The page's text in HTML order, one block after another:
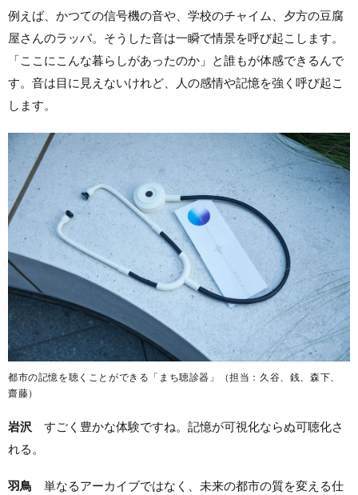
例えば、かつての信号機の音や、学校のチャイム、夕方の豆腐
屋さんのラッパ。そうした音は一瞬で情景を呼び起こします。
「ここにこんな暮らしがあったのか」と誰もが体感できるんで
す。音は目に見えないけれど、人の感情や記憶を強く呼び起こ
します。
都市の記憶を聴くことができる「まち聴診器」（担当：久谷、銭、森下、
齋藤）
岩沢 すごく豊かな体験ですね。記憶が可視化ならぬ可聴化さ
れる。
羽鳥 単なるアーカイブではなく、未来の都市の質を変える仕